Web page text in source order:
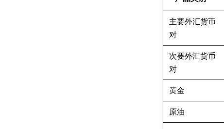
主要外汇货币
对
次要外汇货币
对
黄金
原油